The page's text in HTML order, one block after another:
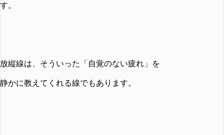
す。
放縦線は、そういった「自覚のない疲れ」を
静かに教えてくれる線でもあります。